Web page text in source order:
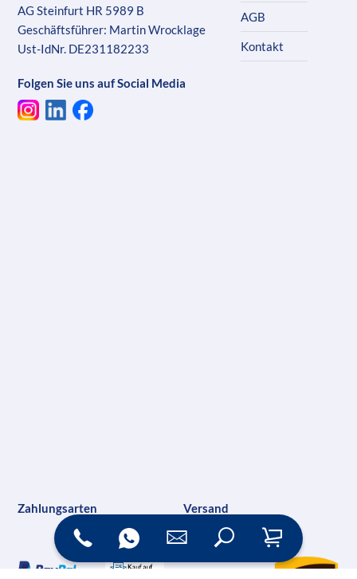
AG Steinfurt HR 5989 B
Geschäftsführer: Martin Wrocklage
Ust-IdNr. DE231182233
Folgen Sie uns auf Social Media
AGB
Kontakt
Zahlungsarten Versand